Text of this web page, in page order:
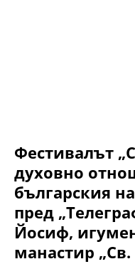
Фестивалът
духовно
българския
пред
Йосиф,
манастир